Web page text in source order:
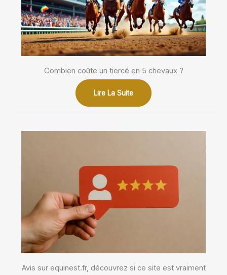
Combien coûte un tiercé en 5 chevaux ?
Lire La Suite
Avis sur equinest.fr, découvrez si ce site est vraiment